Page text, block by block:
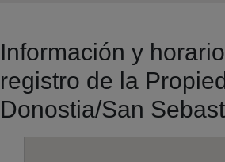
Información y
registro de la
Donostia/San